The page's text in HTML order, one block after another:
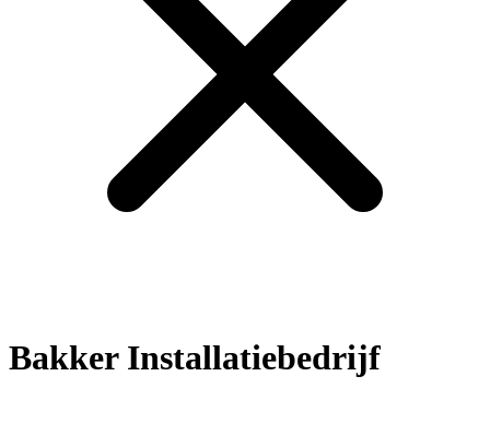
Bakker Installatiebedrijf